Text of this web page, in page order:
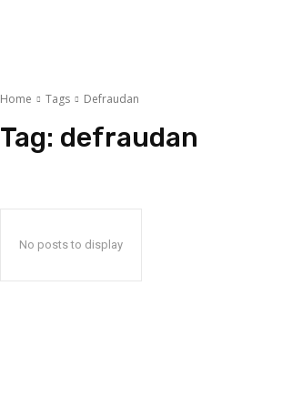
Home Tags Defraudan
Tag: defraudan
No posts to display